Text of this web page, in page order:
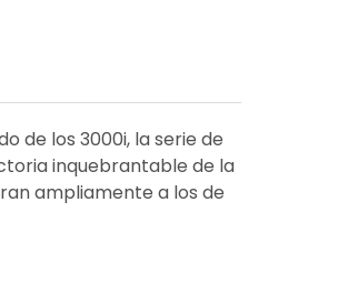
de los 3000i, la serie de
inquebrantable de la
ampliamente a los de